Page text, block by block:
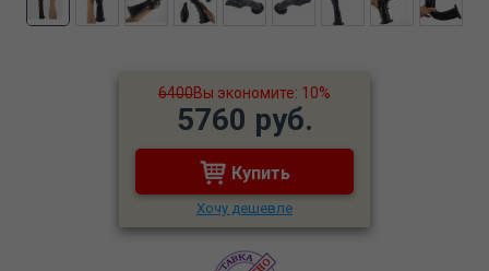
6400Вы экономите: 10%
5760 руб.
Купить
Хочу дешевле